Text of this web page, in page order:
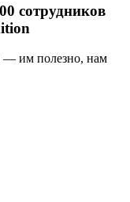
сотрудников
— им полезно, нам